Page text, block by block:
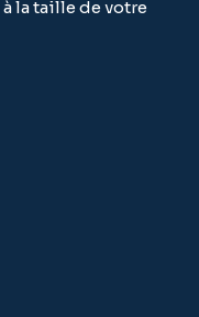
la taille de votre